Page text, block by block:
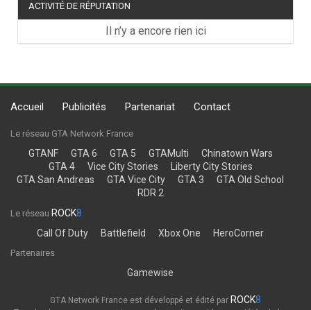
ACTIVITÉ DE RÉPUTATION
Il n’y a encore rien ici
Accueil Publicités Partenariat Contact
Le réseau GTA Network France
GTANF GTA 6 GTA 5 GTAMulti
Chinatown Wars
GTA 4
Vice City Stories
Liberty City Stories
GTA San Andreas
GTA Vice City GTA 3
GTA Old School
RDR 2
Le réseau ROCK8
Call Of Duty
Battlefield Xbox One HeroCorner
Partenaires
Gamewise
GTA Network France est développé et édité par ROCK8